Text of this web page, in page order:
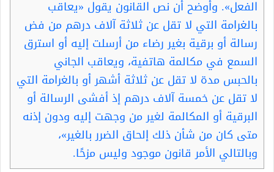
الفعل». وأوضح أن نص القانون يقول «يعاقب
بالغرامة التي لا تقل عن ثلاثة آلاف درهم من فض
رسالة أو برقية بغير رضاء من أرسلت إليه أو استرق
السمع في مكالمة هاتفية، ويعاقب الجاني
بالحبس مدة لا تقل عن ثلاثة أشهر أو بالغرامة التي
لا تقل عن خمسة آلاف درهم إذ أفشى الرسالة أو
البرقية أو المكالمة لغير من وجهت إليه ودون إذنه
متى كان من شأن ذلك إلحاق الضرر بالغير»،
وبالتالي الأمر قانون موجود وليس مزحًا.